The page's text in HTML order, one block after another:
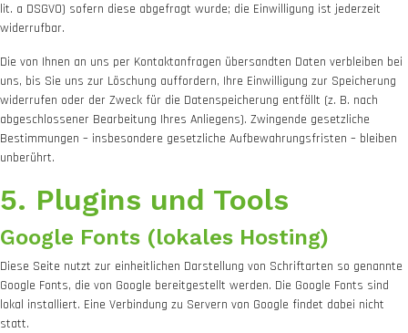
lit. a DSGVO) sofern diese abgefragt wurde; die Einwilligung ist jederzeit
widerrufbar.
Die von Ihnen an uns per Kontaktanfragen übersandten Daten verbleiben bei
uns, bis Sie uns zur Löschung auffordern, Ihre Einwilligung zur Speicherung
widerrufen oder der Zweck für die Datenspeicherung entfällt (z. B. nach
abgeschlossener Bearbeitung Ihres Anliegens). Zwingende gesetzliche
Bestimmungen – insbesondere gesetzliche Aufbewahrungsfristen – bleiben
unberührt.
5. Plugins und Tools
Google Fonts (lokales Hosting)
Diese Seite nutzt zur einheitlichen Darstellung von Schriftarten so genannte
Google Fonts, die von Google bereitgestellt werden. Die Google Fonts sind
lokal installiert. Eine Verbindung zu Servern von Google findet dabei nicht
statt.